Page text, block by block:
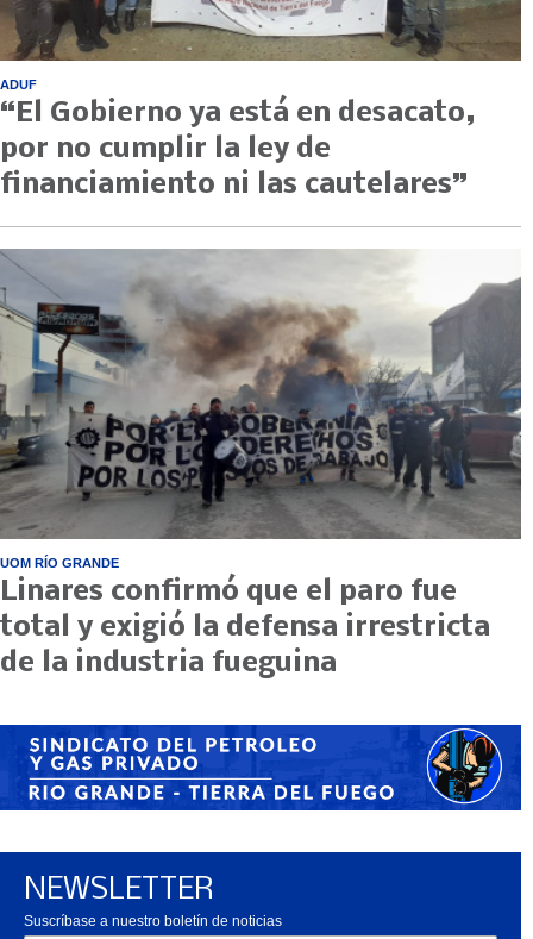
ADUF
“El Gobierno ya está en desacato,
por no cumplir la ley de
financiamiento ni las cautelares”
UOM RÍO GRANDE
Linares confirmó que el paro fue
total y exigió la defensa irrestricta
de la industria fueguina
NEWSLETTER
Suscríbase a nuestro boletín de noticias